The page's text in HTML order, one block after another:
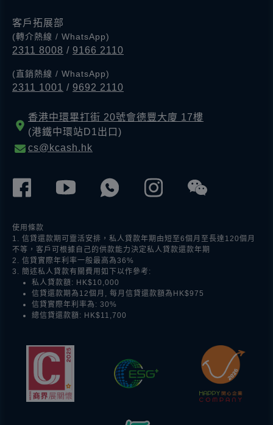
客戶拓展部
(轉介熱線 / WhatsApp)
2311 8008 / 9166 2110
(直銷熱線 / WhatsApp)
2311 1001 / 9692 2110
香港中環畢打街 20號會德豐大廈 17樓
(港鐵中環站D1出口)
cs@kcash.hk
使用條款
1. 信貸還款期可靈活安排，私人貸款年期由短至6個月至長達120個月
不等，客戶可根據自己的供款能力決定私人貸款還款年期
2. 信貸實際年利率一般最高為36%
3. 簡述私人貸款有關費用如下以作參考:
私人貸款額: HK$10,000
信貸還款期為12個月, 每月信貸還款額為HK$975
信貸實際年利率為: 30%
總信貸還款額: HK$11,700